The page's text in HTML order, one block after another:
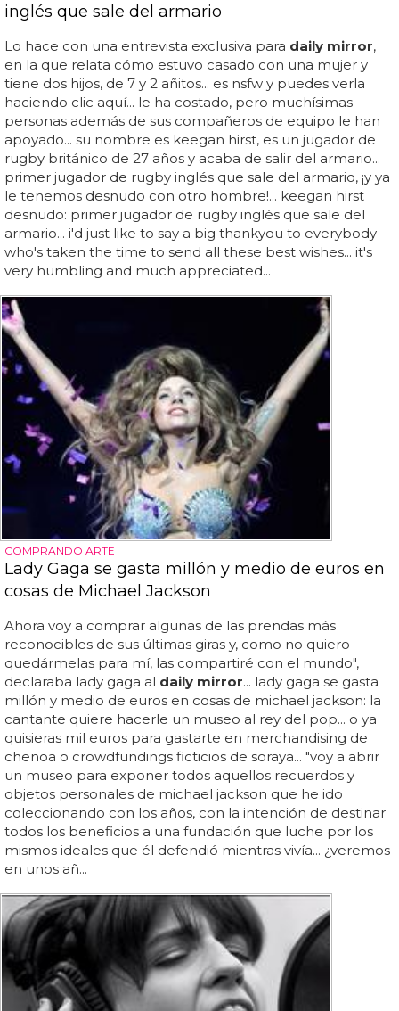
inglés que sale del armario
Lo hace con una entrevista exclusiva para daily mirror,
en la que relata cómo estuvo casado con una mujer y
tiene dos hijos, de 7 y 2 añitos... es nsfw y puedes verla
haciendo clic aquí... le ha costado, pero muchísimas
personas además de sus compañeros de equipo le han
apoyado... su nombre es keegan hirst, es un jugador de
rugby británico de 27 años y acaba de salir del armario...
primer jugador de rugby inglés que sale del armario, ¡y ya
le tenemos desnudo con otro hombre!... keegan hirst
desnudo: primer jugador de rugby inglés que sale del
armario... i'd just like to say a big thankyou to everybody
who's taken the time to send all these best wishes... it's
very humbling and much appreciated...
COMPRANDO ARTE
Lady Gaga se gasta millón y medio de euros en
cosas de Michael Jackson
Ahora voy a comprar algunas de las prendas más
reconocibles de sus últimas giras y, como no quiero
quedármelas para mí, las compartiré con el mundo",
declaraba lady gaga al daily mirror... lady gaga se gasta
millón y medio de euros en cosas de michael jackson: la
cantante quiere hacerle un museo al rey del pop... o ya
quisieras mil euros para gastarte en merchandising de
chenoa o crowdfundings ficticios de soraya... "voy a abrir
un museo para exponer todos aquellos recuerdos y
objetos personales de michael jackson que he ido
coleccionando con los años, con la intención de destinar
todos los beneficios a una fundación que luche por los
mismos ideales que él defendió mientras vivía... ¿veremos
en unos añ...